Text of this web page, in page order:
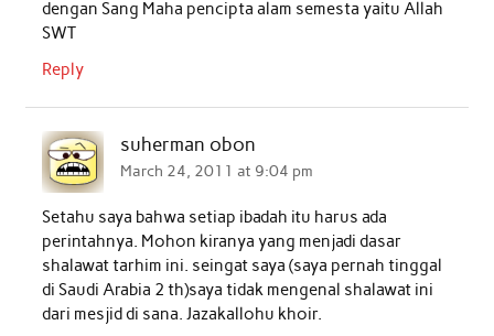
dengan Sang Maha pencipta alam semesta yaitu Allah
SWT
Reply
suherman obon
March 24, 2011 at 9:04 pm
Setahu saya bahwa setiap ibadah itu harus ada
perintahnya. Mohon kiranya yang menjadi dasar
shalawat tarhim ini. seingat saya (saya pernah tinggal
di Saudi Arabia 2 th)saya tidak mengenal shalawat ini
dari mesjid di sana. Jazakallohu khoir.